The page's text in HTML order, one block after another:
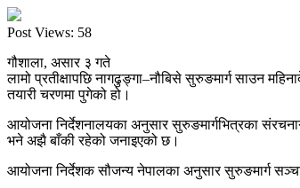
Post Views: 58
गौशाला, असार ३ गते
लामो प्रतीक्षापछि नागढुङ्गा–नौबिसे सुरुङमार्ग साउन
तयारी चरणमा पुगेको हो।
आयोजना निर्देशनालयका अनुसार सुरुङमार्गभित्रका
भने अझै बाँकी रहेको जनाइएको छ।
आयोजना निर्देशक सौजन्य नेपालका अनुसार सुरुङमार्ग